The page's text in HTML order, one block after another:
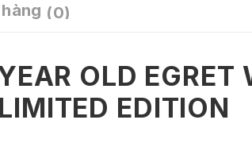
(0)
OLD EGRET
EDITION